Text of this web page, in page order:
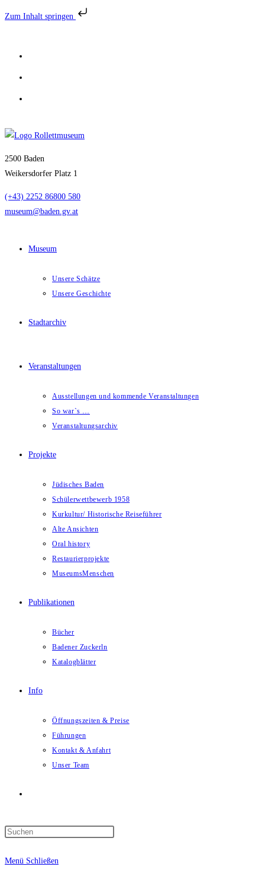
Zum Inhalt springen
springen
2500 Baden
Weikersdorfer Platz 1
(+43) 2252 86800 580
museum@baden.gv.at
Museum
Unsere Schätze
Unsere Geschichte
Stadtarchiv
Veranstaltungen
Ausstellungen und kommende Veranstaltungen
So war`s …
Veranstaltungsarchiv
Projekte
Jüdisches Baden
Schülerwettbewerb 1958
Kurkultur/ Historische Reiseführer
Alte Ansichten
Oral history
Restaurierprojekte
MuseumsMenschen
Publikationen
Bücher
Badener Zuckerln
Katalogblätter
Info
Öffnungszeiten & Preise
Führungen
Kontakt & Anfahrt
Unser Team
Suche
Menü Schließen